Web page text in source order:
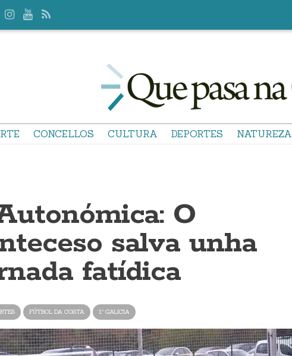
CONCELLOS CULTURA DEPORTES NATUREZA
O
salva unha
fatídica
FÚTBOL DA COSTA 1ª GALICIA